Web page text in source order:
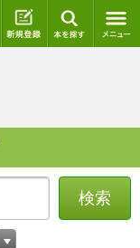
ログイン 新規登録
検索